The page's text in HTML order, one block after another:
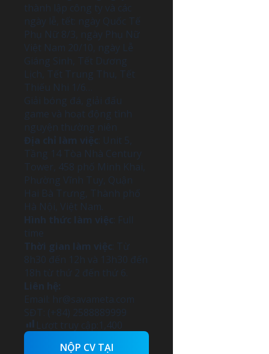
thành lập công ty và các
ngày lễ, tết: ngày Quốc Tế
Phụ Nữ 8/3, ngày Phụ Nữ
Việt Nam 20/10, ngày Lễ
Giáng Sinh, Tết Dương
Lịch, Tết Trung Thu, Tết
Thiếu Nhi 1/6…
Giải bóng đá, giải đấu
game và hoạt động tình
nguyện thường niên
Địa chỉ làm việc : Unit 5,
Tầng 14 Tòa Nhà Century
Tower, 458 phố Minh Khai,
Phường Vĩnh Tuy, Quận
Hai Bà Trưng, Thành phố
Hà Nội, Việt Nam.
Hình thức làm việc : Full
time
Thời gian làm việc : Từ
8h30 đến 12h và 13h30 đến
18h từ thứ 2 đến thứ 6.
Liên hệ:
Email: hr@savameta.com
SĐT: (+84) 2588889999
Lượt truy cập: 1,400
NỘP CV TẠI